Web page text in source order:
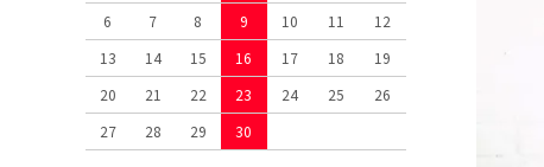
6
7 8 9 10 11
12
13
14 15 16 17 18
19
20
21 22 23 24 25
26
27
28 29 30